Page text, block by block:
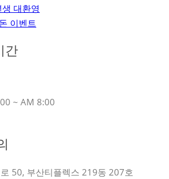
대환영
이벤트
간
~ AM 8:00
50, 부산티플렉스 219동 207호